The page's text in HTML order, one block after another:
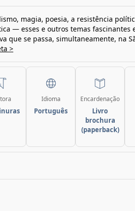
magia, poesia, a resistência
— esses e outros temas fascinantes
que se passa, simultaneamente, na
>
Idioma
Português
Encardenação
Livro
brochura
(paperback)